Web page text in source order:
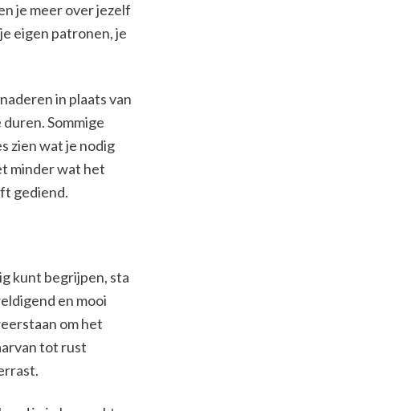
je meer over jezelf
eigen patronen, je
in plaats van
Sommige
zien wat je nodig
minder wat het
gediend.
kunt begrijpen, sta
en mooi
om het
tot rust